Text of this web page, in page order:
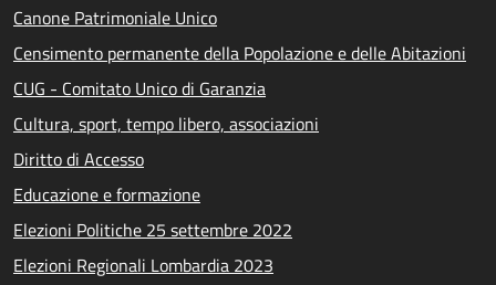
Canone Patrimoniale Unico
Censimento permanente della Popolazione e delle Abitazioni
CUG - Comitato Unico di Garanzia
Cultura, sport, tempo libero, associazioni
Diritto di Accesso
Educazione e formazione
Elezioni Politiche 25 settembre 2022
Elezioni Regionali Lombardia 2023